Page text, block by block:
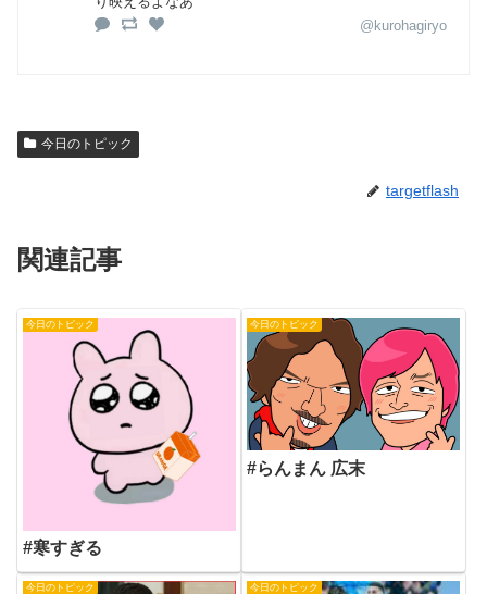
@kurohagiryo
今日のトピック
targetflash
関連記事
今日のトピック
#寒すぎる
今日のトピック
#らんまん 広末
今日のトピック 今日のトピック